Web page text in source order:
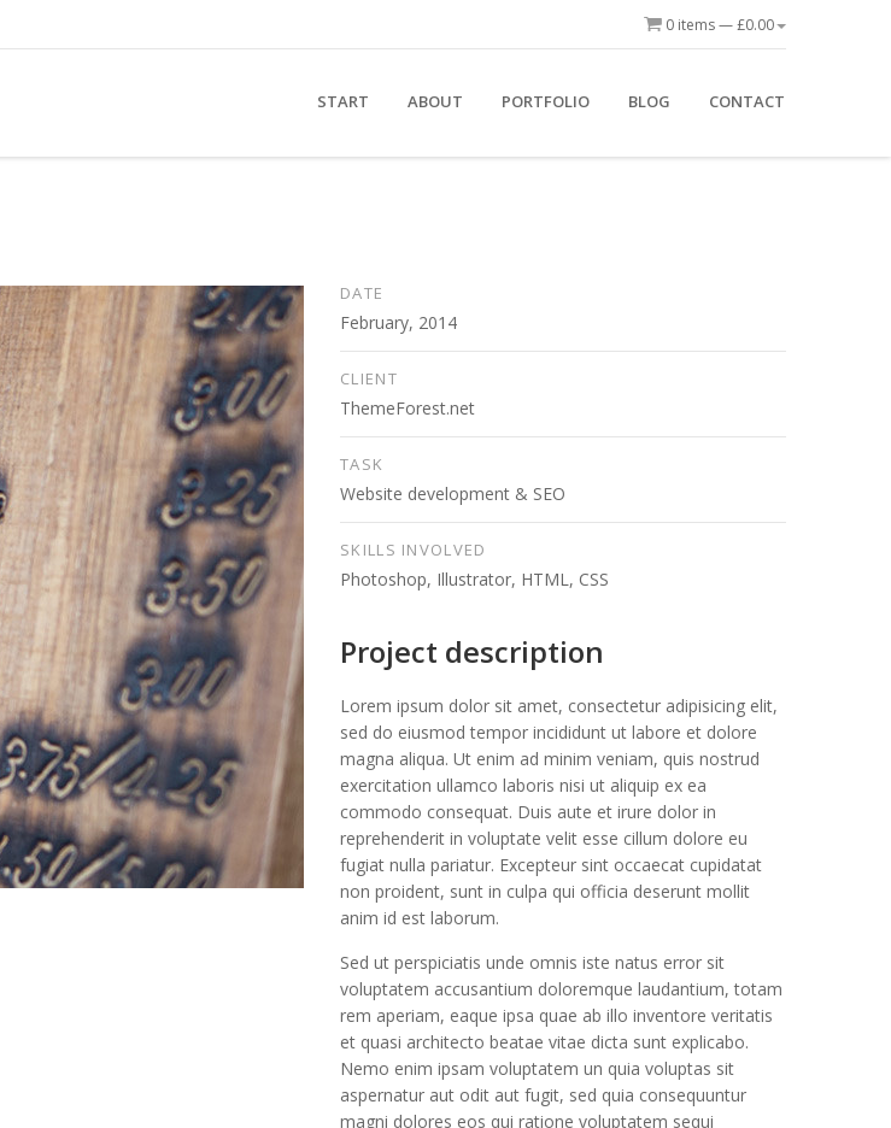
0 items —£0.00
START ABOUT PORTFOLIO BLOG CONTACT
DATE
February, 2014
CLIENT
ThemeForest.net
TASK
Website development & SEO
SKILLS INVOLVED
Photoshop, Illustrator, HTML, CSS
Project description
Lorem ipsum dolor sit amet, consectetur adipisicing elit,
sed do eiusmod tempor incididunt ut labore et dolore
magna aliqua. Ut enim ad minim veniam, quis nostrud
exercitation ullamco laboris nisi ut aliquip ex ea
commodo consequat. Duis aute et irure dolor in
reprehenderit in voluptate velit esse cillum dolore eu
fugiat nulla pariatur. Excepteur sint occaecat cupidatat
non proident, sunt in culpa qui officia deserunt mollit
anim id est laborum.
Sed ut perspiciatis unde omnis iste natus error sit
voluptatem accusantium doloremque laudantium, totam
rem aperiam, eaque ipsa quae ab illo inventore veritatis
et quasi architecto beatae vitae dicta sunt explicabo.
Nemo enim ipsam voluptatem un quia voluptas sit
aspernatur aut odit aut fugit, sed quia consequuntur
magni dolores eos qui ratione voluptatem sequi